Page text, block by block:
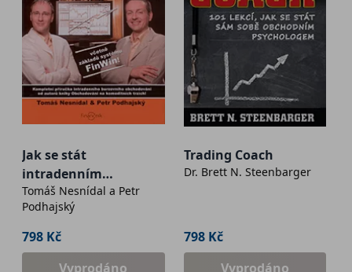
Jak se stát
intradenním
finančníkem
Tomáš Nesnídal a Petr
Podhajský
798 Kč
Vyprodáno
Trading Coach
Dr. Brett N. Steenbarger
798 Kč
Vyprodáno